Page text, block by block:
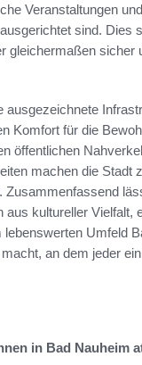
Veranstaltungen
sind. Dies
gleichermaßen sicher
ausgezeichnete
Komfort für die
öffentlichen
machen die Stadt
Zusammenfassend
aus kultureller Vielfalt,
lebenswerten Umfeld
an dem jeder
in Bad Nauheim